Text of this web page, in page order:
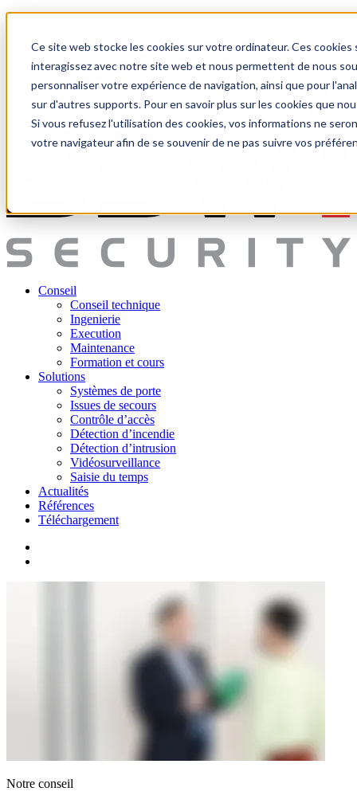
Ce site web stocke les cookies sur votre ordinateur. Ces
interagissez avec notre site web et nous permettent de nous
personnaliser votre expérience de navigation, ainsi que pour
sur d'autres supports. Pour en savoir plus sur les cookies que
Si vous refusez l'utilisation des cookies, vos informations ne
votre navigateur afin de se souvenir de ne pas suivre vos
Conseil
Conseil technique
Ingenierie
Execution
Maintenance
Formation et cours
Solutions
Systèmes de porte
Issues de secours
Contrôle d’accès
Détection d’incendie
Détection d’intrusion
Vidéosurveillance
Saisie du temps
Actualités
Références
Téléchargement
Notre conseil